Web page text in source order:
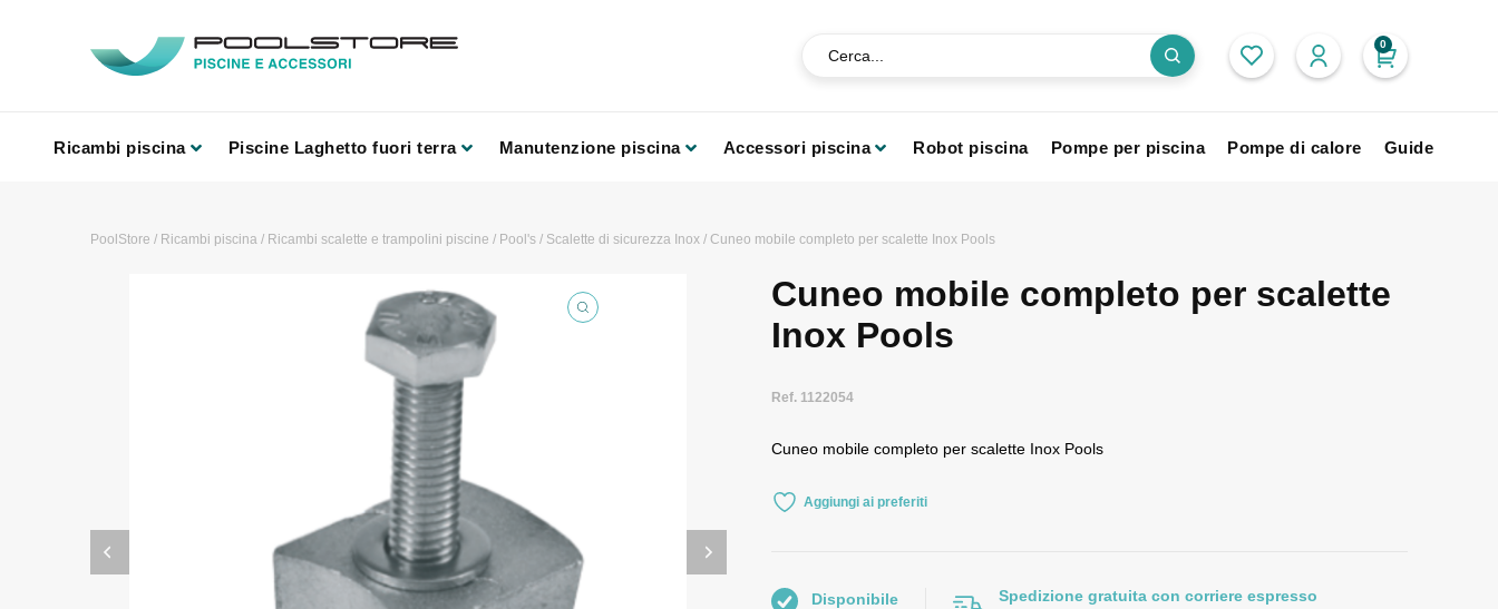
0
Ricambi piscina Piscine Laghetto fuori terra Manutenzione piscina Accessori piscina Robot piscina Pompe per piscina Pompe di calore Guide
PoolStore / Ricambi piscina/ Ricambi scalette e trampolini piscine / Pool's/ Scalette di sicurezza Inox/ Cuneo mobile completo per scalette Inox Pools
Cuneo mobile completo per scalette
Inox Pools
Ref. 1122054
Cuneo mobile completo per scalette Inox Pools
Aggiungi ai preferiti
Disponibile Spedizione gratuita con corriere espresso